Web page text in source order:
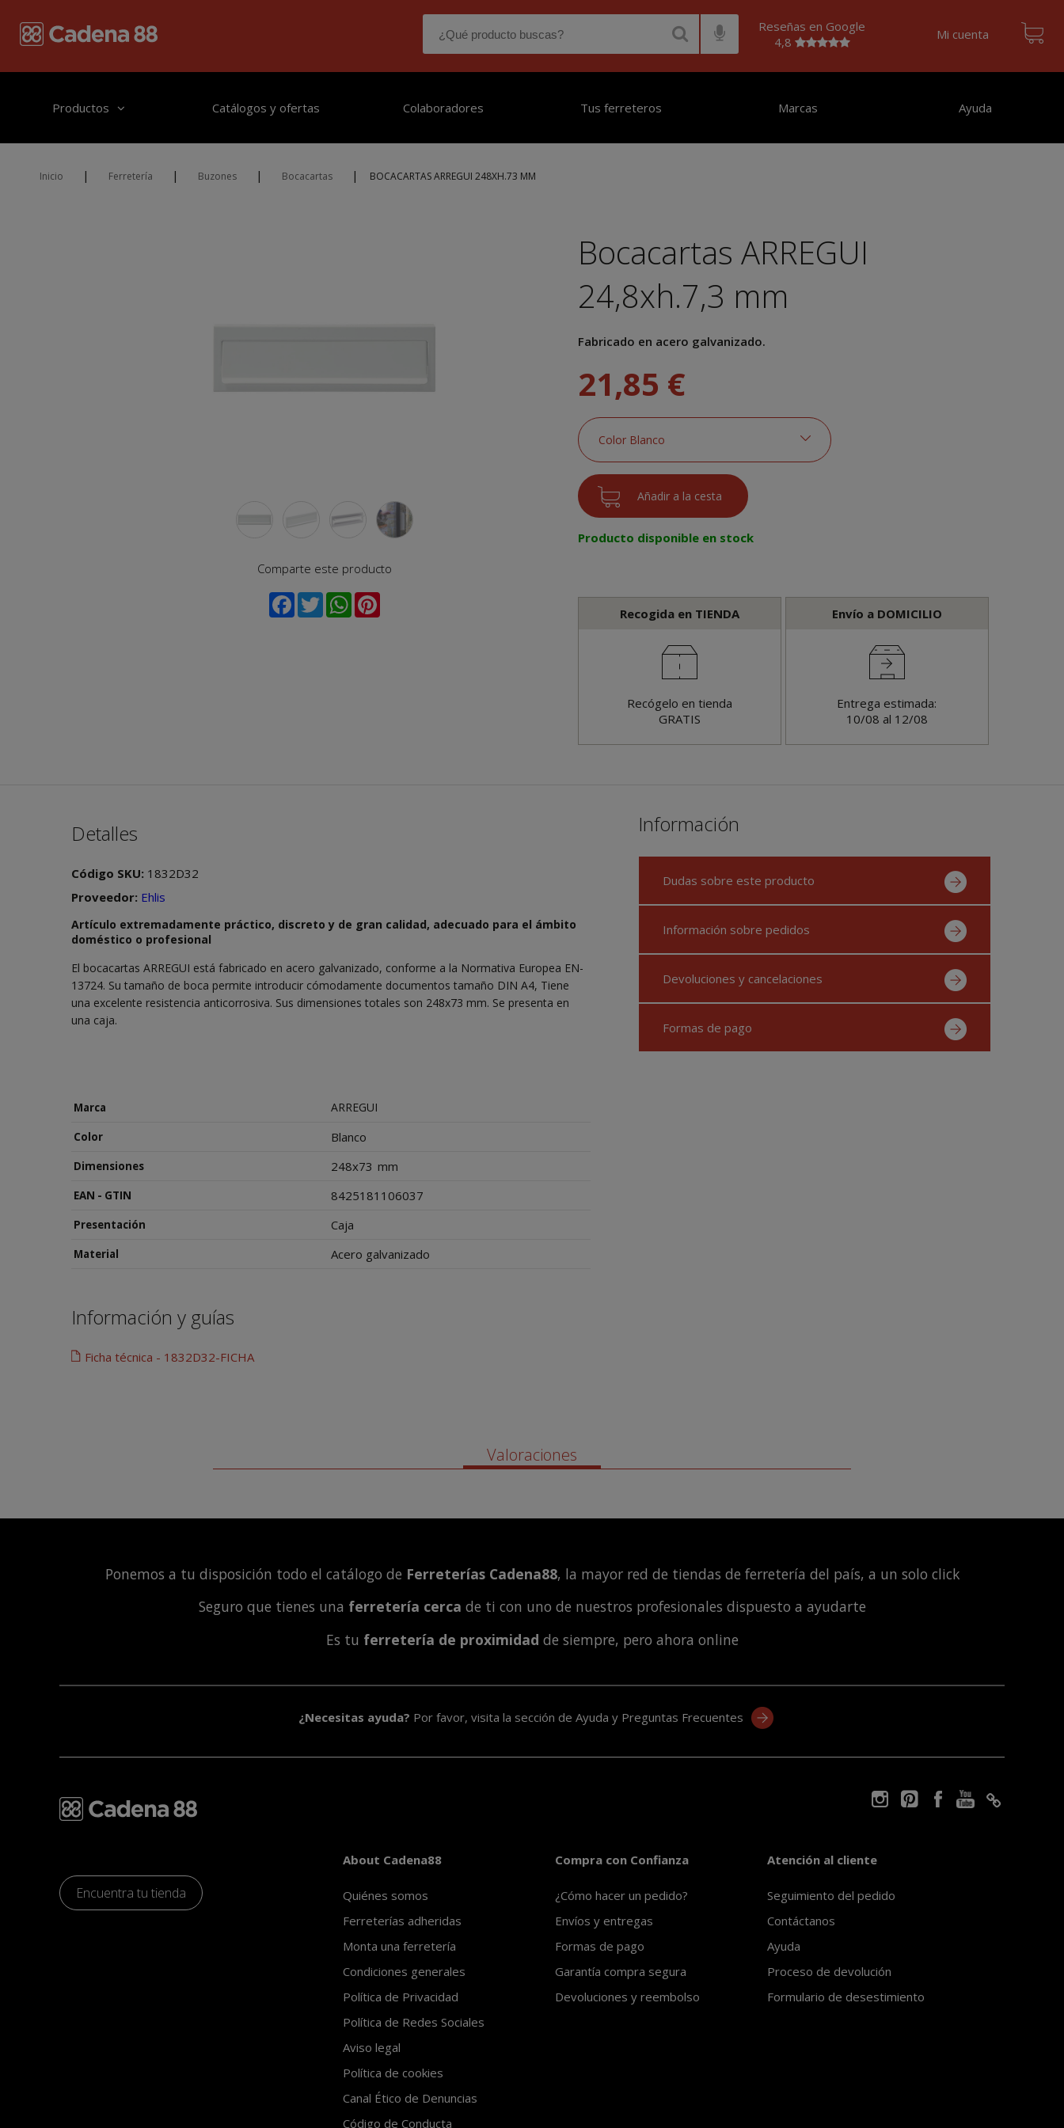
Reseñas en Google
4,8
Mi cuenta
Productos Catálogos y ofertas Colaboradores Tus ferreteros Marcas Ayuda
Inicio | Ferretería | Buzones | Bocacartas | BOCACARTAS ARREGUI 248XH.73 MM
Comparte este producto
Bocacartas ARREGUI
24,8xh.7,3 mm
Fabricado en acero galvanizado.
21,85 €
Producto disponible en stock
Recogida en TIENDA
Recógelo en tienda
GRATIS
Envío a DOMICILIO
Entrega estimada:
10/08 al 12/08
Detalles
Código SKU: 1832D32
Proveedor: Ehlis
Artículo extremadamente práctico, discreto y de gran calidad, adecuado para el ámbito
doméstico o profesional
El bocacartas ARREGUI está fabricado en acero galvanizado, conforme a la Normativa Europea EN-
13724. Su tamaño de boca permite introducir cómodamente documentos tamaño DIN A4, Tiene
una excelente resistencia anticorrosiva. Sus dimensiones totales son 248x73 mm. Se presenta en
una caja.
Marca ARREGUI
Color Blanco
Dimensiones 248x73 mm
EAN - GTIN 8425181106037
Presentación Caja
Material Acero galvanizado
Información y guías
Ficha técnica - 1832D32-FICHA
Información
Dudas sobre este producto
Información sobre pedidos
Devoluciones y cancelaciones
Formas de pago
Valoraciones
Ponemos a tu disposición todo el catálogo de Ferreterías Cadena88, la mayor red de tiendas de ferretería del país, a un solo click
Seguro que tienes una ferretería cerca de ti con uno de nuestros profesionales dispuesto a ayudarte
Es tu ferretería de proximidad de siempre, pero ahora online
¿Necesitas ayuda? Por favor, visita la sección de Ayuda y Preguntas Frecuentes
Encuentra tu tienda
About Cadena88
Quiénes somos
Ferreterías adheridas
Monta una ferretería
Condiciones generales
Política de Privacidad
Política de Redes Sociales
Aviso legal
Política de cookies
Canal Ético de Denuncias
Código de Conducta
Compra con Confianza
¿Cómo hacer un pedido?
Envíos y entregas
Formas de pago
Garantía compra segura
Devoluciones y reembolso
Atención al cliente
Seguimiento del pedido
Contáctanos
Ayuda
Proceso de devolución
Formulario de desestimiento